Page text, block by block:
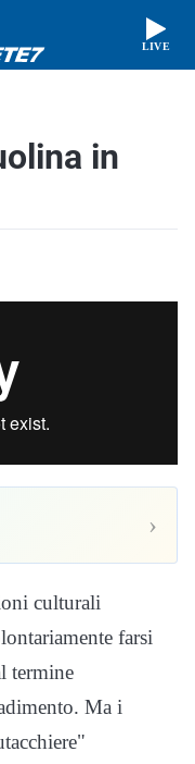
LIVE
in
›
culturali
farsi
termine
Ma i